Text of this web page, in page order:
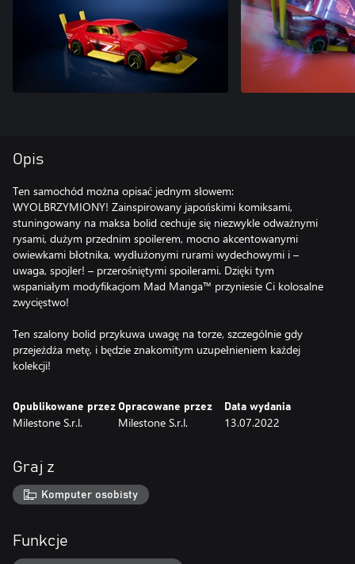
Opis
Ten samochód można opisać jednym słowem:
WYOLBRZYMIONY! Zainspirowany japońskimi komiksami,
stuningowany na maksa bolid cechuje się niezwykle odważnymi
rysami, dużym przednim spoilerem, mocno akcentowanymi
owiewkami błotnika, wydłużonymi rurami wydechowymi i –
uwaga, spojler! – przerośniętymi spoilerami. Dzięki tym
wspaniałym modyfikacjom Mad Manga™ przyniesie Ci kolosalne
zwycięstwo!
Ten szalony bolid przykuwa uwagę na torze, szczególnie gdy
przejeżdża metę, i będzie znakomitym uzupełnieniem każdej
kolekcji!
Opublikowane przez
Milestone S.r.l.
Opracowane przez
Milestone S.r.l.
Data wydania
13.07.2022
Graj z
Komputer osobisty
Funkcje